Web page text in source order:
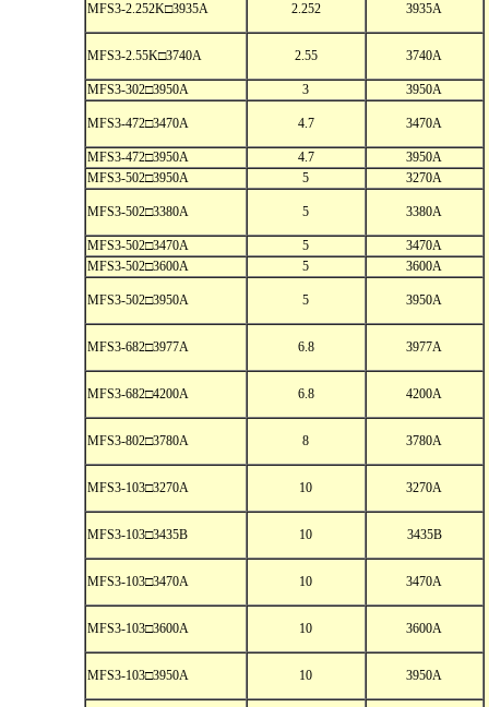
MFS3-2.252K□3935A 2.252 3935A
MFS3-2.55K□3740A 2.55 3740A
MFS3-302□3950A 3 3950A
MFS3-472□3470A 4.7 3470A
MFS3-472□3950A 4.7
3950A
MFS3-502□3950A
5 3270A
MFS3-502□3380A 5 3380A
MFS3-502□3470A 5
3470A
MFS3-502□3600A
5 3600A
MFS3-502□3950A 5 3950A
MFS3-682□3977A 6.8 3977A
MFS3-682□4200A 6.8 4200A
MFS3-802□3780A 8 3780A
MFS3-103□3270A 10 3270A
MFS3-103□3435B 10 3435B
MFS3-103□3470A 10 3470A
MFS3-103□3600A 10 3600A
MFS3-103□3950A 10 3950A